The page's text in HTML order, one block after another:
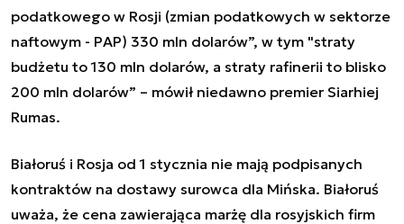
podatkowego w Rosji (zmian podatkowych w sektorze
naftowym - PAP) 330 mln dolarów”, w tym "straty
budżetu to 130 mln dolarów, a straty rafinerii to blisko
200 mln dolarów” – mówił niedawno premier Siarhiej
Rumas.
Białoruś i Rosja od 1 stycznia nie mają podpisanych
kontraktów na dostawy surowca dla Mińska. Białoruś
uważa, że cena zawierająca marżę dla rosyjskich firm